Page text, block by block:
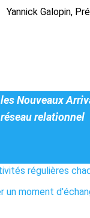
Yannick Galopin,
Nouveaux
relationnel
régulières
un moment